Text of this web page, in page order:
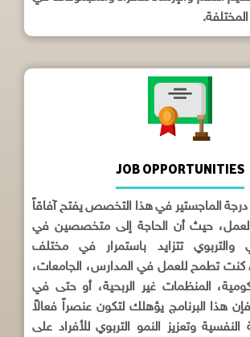
JOB OPPORTUNITIES
الماجستير في هذا التخصص يفتح آفاقاً
حيث أن الحاجة إلى متخصصين في
والتربوي تتزايد باستمرار في مختلف
كنت تطمح للعمل في المدارس، الجامعات،
المنظمات غير الربحية، أو حتى في
هذا البرنامج يؤهلك لتكون عنصراً فعالاً
وتعزيز النمو التربوي للأفراد على